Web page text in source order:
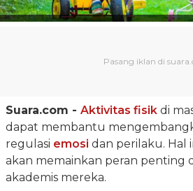
Suara.com - Aktivitas fisik di
dapat membantu
regulasi emosi dan perilaku. Hal
akan memainkan peran penting
akademis mereka.